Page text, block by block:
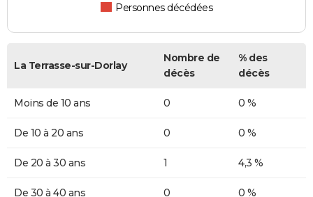
Personnes décédées
La Terrasse-sur-Dorlay
Nombre de
décès
% des
décès
Moins de 10 ans 0 0 %
De 10 à 20 ans 0 0 %
De 20 à 30 ans 1 4,3 %
De 30 à 40 ans 0 0 %